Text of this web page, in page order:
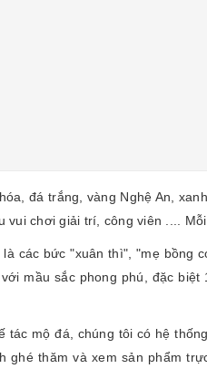
đá trắng, vàng Nghệ An,
chơi giải trí, công viên ....
các bức "xuân thì", "mẹ bồng
mầu sắc phong phú, đặc
tác mộ đá, chúng tôi có hệ
ghé thăm và xem sản phẩm